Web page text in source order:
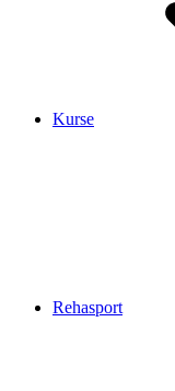
Kurse
Rehasport